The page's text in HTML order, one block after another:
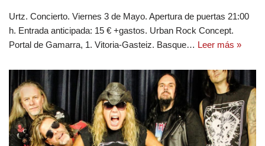
Urtz. Concierto. Viernes 3 de Mayo. Apertura de puertas 21:00
h. Entrada anticipada: 15 € +gastos. Urban Rock Concept.
Portal de Gamarra, 1. Vitoria-Gasteiz. Basque… Leer más »